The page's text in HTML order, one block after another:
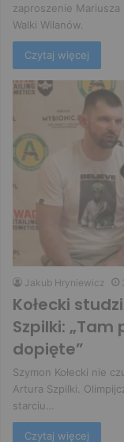
zaproszenie
Walki Wilanów.
Czytaj więcej
Jakub Hryniewicz
Kołecki
Szpilki: „Tam
dopięte”
Szymon Kołecki nie
Artura Szpilki.
starciu…
Czytaj więcej